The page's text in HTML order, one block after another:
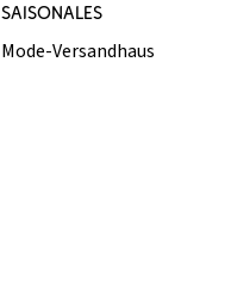
SAISONALES
Mode-Versandhaus